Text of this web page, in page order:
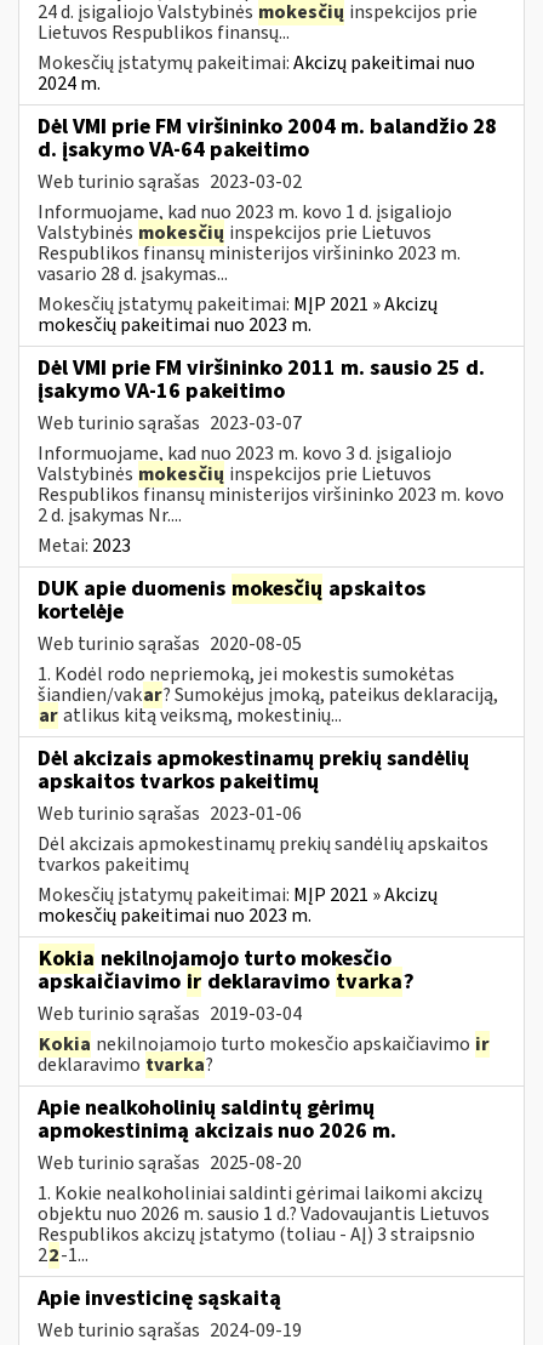
24 d. įsigaliojo Valstybinės mokesčių inspekcijos prie
Lietuvos Respublikos finansų...
Mokesčių įstatymų pakeitimai:Akcizų pakeitimai nuo
2024 m.
Dėl VMI prie FM viršininko 2004 m. balandžio 28
d. įsakymo VA-64 pakeitimo
Web turinio sąrašas 2023-03-02
Informuojame, kad nuo 2023 m. kovo 1 d. įsigaliojo
Valstybinės mokesčių inspekcijos prie Lietuvos
Respublikos finansų ministerijos viršininko 2023 m.
vasario 28 d. įsakymas...
Mokesčių įstatymų pakeitimai: MĮP 2021 » Akcizų
mokesčių pakeitimai nuo 2023 m.
Dėl VMI prie FM viršininko 2011 m. sausio 25 d.
įsakymo VA-16 pakeitimo
Web turinio sąrašas 2023-03-07
Informuojame, kad nuo 2023 m. kovo 3 d. įsigaliojo
Valstybinės mokesčių inspekcijos prie Lietuvos
Respublikos finansų ministerijos viršininko 2023 m. kovo
2 d. įsakymas Nr....
Metai: 2023
DUK apie duomenis mokesčių apskaitos
kortelėje
Web turinio sąrašas 2020-08-05
1. Kodėl rodo nepriemoką, jei mokestis sumokėtas
šiandien/vakar? Sumokėjus įmoką, pateikus deklaraciją,
aratlikus kitą veiksmą, mokestinių...
Dėl akcizais apmokestinamų prekių sandėlių
apskaitos tvarkos pakeitimų
Web turinio sąrašas 2023-01-06
Dėl akcizais apmokestinamų prekių sandėlių apskaitos
tvarkos pakeitimų
Mokesčių įstatymų pakeitimai: MĮP 2021 » Akcizų
mokesčių pakeitimai nuo 2023 m.
Kokia nekilnojamojo turto mokesčio
apskaičiavimo ir deklaravimo tvarka?
Web turinio sąrašas 2019-03-04
Kokia nekilnojamojo turto mokesčio apskaičiavimo ir
deklaravimo tvarka?
Apie nealkoholinių saldintų gėrimų
apmokestinimą akcizais nuo 2026 m.
Web turinio sąrašas 2025-08-20
1. Kokie nealkoholiniai saldinti gėrimai laikomi akcizų
objektu nuo 2026 m. sausio 1 d.? Vadovaujantis Lietuvos
Respublikos akcizų įstatymo (toliau - AĮ) 3 straipsnio
22-1...
Apie investicinę sąskaitą
Web turinio sąrašas 2024-09-19